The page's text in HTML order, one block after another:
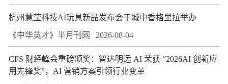
杭州慧莹科技AI玩具新品发布会于城中香格里拉举办
《中华英才》半月刊网 2026-08-04
CFS 财经峰会重磅颁奖：智达明远 AI 荣获 “2026AI 创新应
用先锋奖”，AI 营销方案引领行业变革